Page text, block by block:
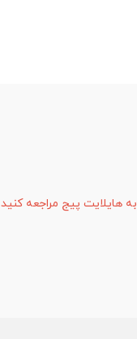
هایلایت پیج مراجعه کنید